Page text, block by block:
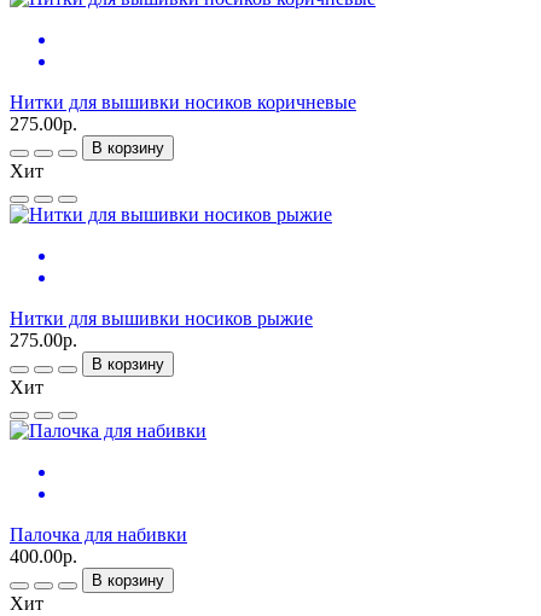
Нитки для вышивки носиков коричневые
275.00р.
В корзину
Хит
Нитки для вышивки носиков рыжие
275.00р.
В корзину
Хит
Палочка для набивки
400.00р.
В корзину
Хит